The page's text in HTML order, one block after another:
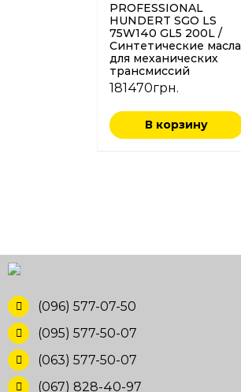
PROFESSIONAL
HUNDERT SGO LS
75W140 GL5 200L /
Синтетические масла
для механических
трансмиссий
181470грн.
В корзину
(096) 577-07-50
(095) 577-50-07
(063) 577-50-07
(067) 828-40-97